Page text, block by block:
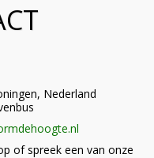
Nederland
of spreek een van onze